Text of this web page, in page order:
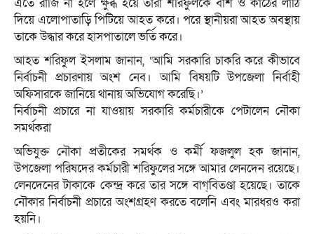
এতে রাজি না হলে ক্ষুব্ধ হয়ে তারা শরিফুলকে বাঁশ ও কাঠের লাঠি
দিয়ে এলোপাতাড়ি পিটিয়ে আহত করে। পরে স্থানীয়রা আহত অবস্থায়
তাকে উদ্ধার করে হাসপাতালে ভর্তি করে।
আহত শরিফুল ইসলাম জানান, ‘আমি সরকারি চাকরি করে কীভাবে
নির্বাচনী প্রচারণায় অংশ নেব। আমি বিষয়টি উপজেলা নির্বাহী
অফিসারকে জানিয়ে থানায় অভিযোগ করেছি।’
নির্বাচনী প্রচারে না যাওয়ায় সরকারি কর্মচারীকে পেটালেন নৌকা
সমর্থকরা
অভিযুক্ত নৌকা প্রতীকের সমর্থক ও কর্মী ফজলুল হক জানান,
উপজেলা পরিষদের কর্মচারী শরিফুলের সঙ্গে আমার লেনদেন রয়েছে।
লেনদেনের টাকাকে কেন্দ্র করে তার সঙ্গে বাগ্‌বিতণ্ডা হয়েছে। তাকে
নৌকার নির্বাচনী প্রচারে অংশগ্রহণ করতে বলেনি এবং মারধরও করা
হয়নি।